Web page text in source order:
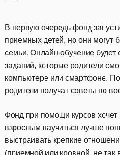
В первую очередь фонд
приемных детей, но они могут
семьи. Онлайн-обучение будет
заданий, которые родители
компьютере или смартфоне.
родители получат советы по
Фонд при помощи курсов хочет
взрослым научиться лучше
выстраивать крепкие
(приемной или кровной, не так